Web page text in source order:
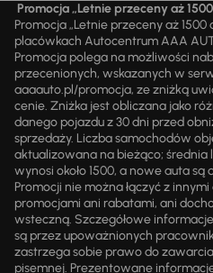
Promocja „Letnie przeceny aż
Promocja „Letnie przeceny aż
placówkach Autocentrum AAA
Promocja polega na możliwości
przecenionych, wskazanych w
aaaauto.pl/promocja, ze zniżką
cenie. Zniżka jest obliczana jako
danego pojazdu z 30 dni przed
sprzedaży. Liczba samochodów
aktualizowana na bieżąco;
wynosi około 1500, a nowe auta
Promocji nie można łączyć z
promocjami ani rabatami, ani
wsteczną. Szczegółowe
są przez upoważnionych
zastrzega sobie prawo do
pisemnej. Prezentowane